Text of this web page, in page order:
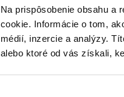
Na prispôsobenie obsahu a
cookie. Informácie o tom,
médií, inzercie a analýzy.
alebo ktoré od vás získali,
Bežné masky aplikujte
JE
Áno, v malom-15%
Oficiálna